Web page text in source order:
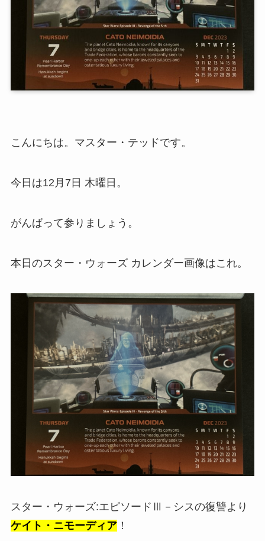
こんにちは。マスター・テッドです。
今日は12月7日 木曜日。
がんばって参りましょう。
本日のスター・ウォーズ カレンダー画像はこれ。
スター・ウォーズ:エピソードⅢ－シスの復讐より
ケイト・ニモーディア！